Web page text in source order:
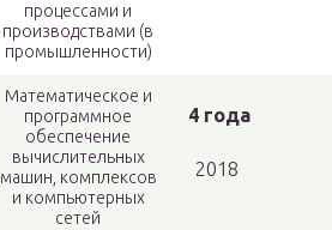
процессами и
производствами (в
промышленности)
Математическое и
программное
обеспечение
вычислительных
машин, комплексов
и компьютерных
сетей
4 года
2018